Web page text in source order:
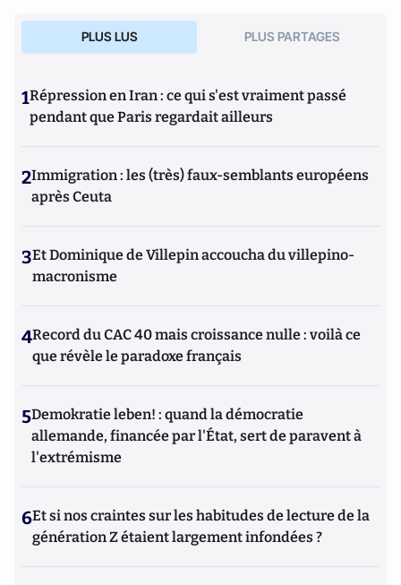
PLUS LUS PLUS PARTAGES
1Répression en Iran : ce qui s'est vraiment passé
pendant que Paris regardait ailleurs
2Immigration : les (très) faux-semblants européens
après Ceuta
3Et Dominique de Villepin accoucha du villepino-
macronisme
4Record du CAC 40 mais croissance nulle : voilà ce
que révèle le paradoxe français
5Demokratie leben! : quand la démocratie
allemande, financée par l'État, sert de paravent à
l'extrémisme
6Et si nos craintes sur les habitudes de lecture de la
génération Z étaient largement infondées ?